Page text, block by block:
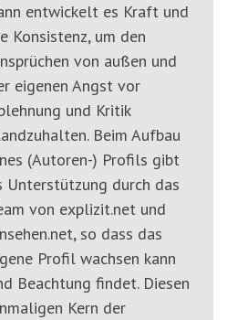
entwickelt es Kraft und
Konsistenz, um den
von außen und
eigenen Angst vor
und Kritik
Beim Aufbau
(Autoren-) Profils gibt
Unterstützung durch das
von explizit.net und
so dass das
Profil wachsen kann
Beachtung findet. Diesen
Kern der